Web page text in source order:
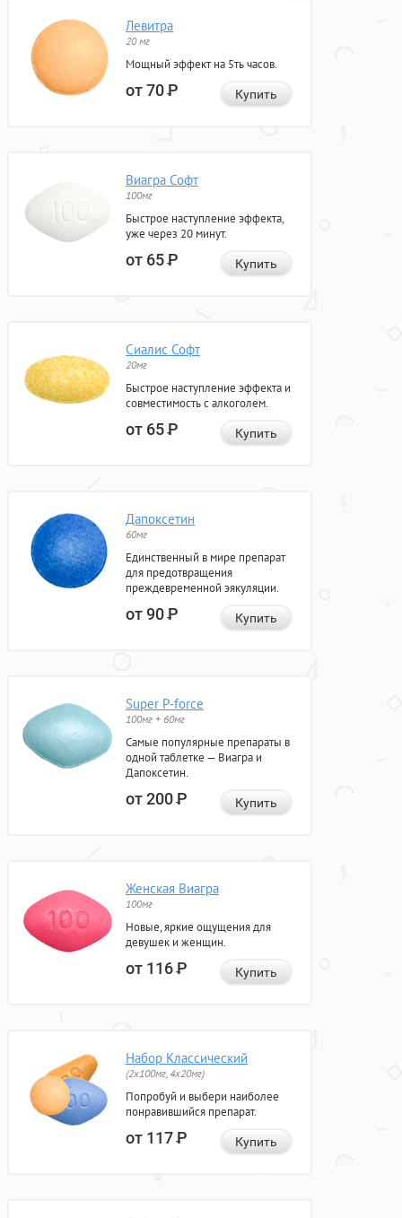
Левитра
20 мг
Мощный эффект на 5ть часов.
от 70Р Купить
Виагра Софт
100мг
Быстрое наступление эффекта,
уже через 20 минут.
от 65Р Купить
Сиалис Софт
20мг
Быстрое наступление эффекта и
совместимость с алкоголем.
от 65Р Купить
Дапоксетин
60мг
Единственный в мире препарат
для предотвращения
преждевременной эякуляции.
от 90Р Купить
Super P-force
100мг + 60мг
Самые популярные препараты в
одной таблетке — Виагра и
Дапоксетин.
от 200Р Купить
Женская Виагра
100мг
Новые, яркие ощущения для
девушек и женщин.
от 116Р Купить
Набор Классический
(2x100мг, 4x20мг)
Попробуй и выбери наиболее
понравившийся препарат.
от 117Р Купить